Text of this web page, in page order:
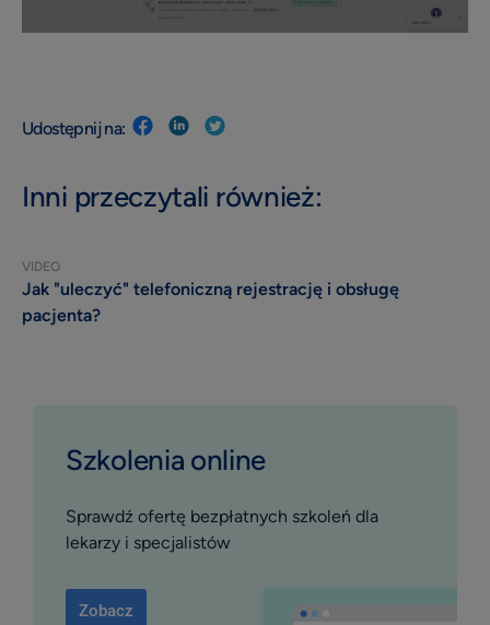
Udostępnij na:
Inni przeczytali również:
VIDEO
Jak "uleczyć" telefoniczną rejestrację i obsługę
pacjenta?
Szkolenia online
Sprawdź ofertę bezpłatnych szkoleń dla
lekarzy i specjalistów
Zobacz